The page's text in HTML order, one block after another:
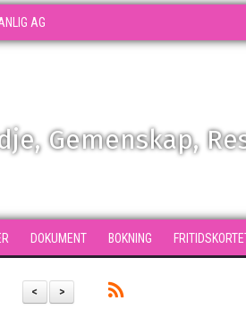
AG
Gemenskap,
DOKUMENT BOKNING
>
<